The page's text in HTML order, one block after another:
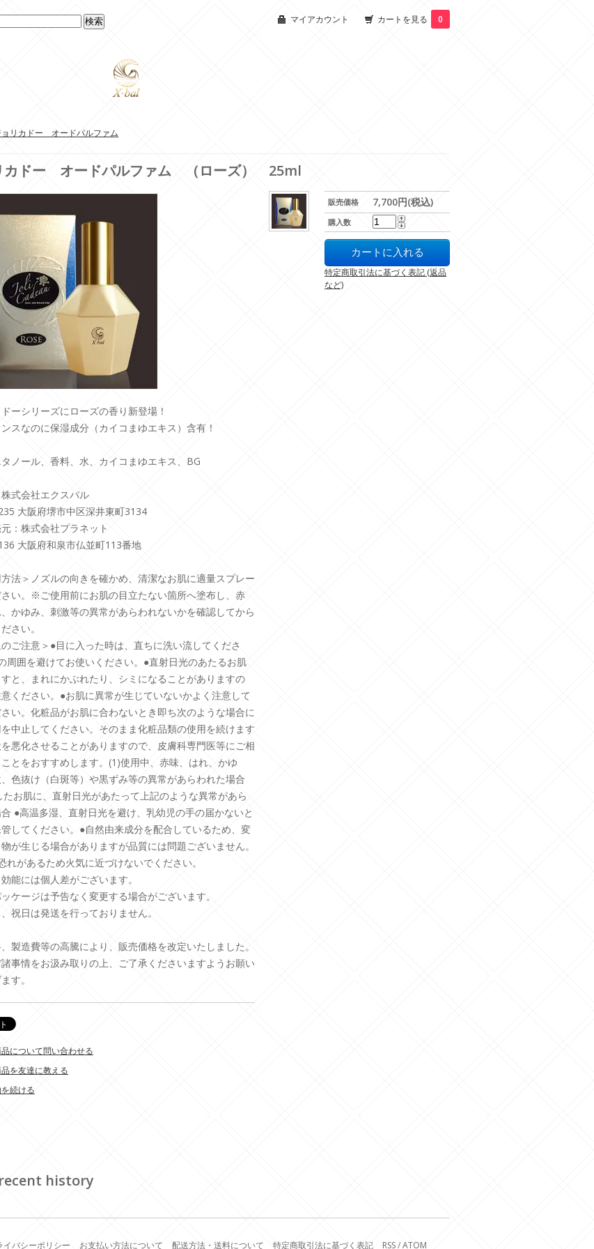
マイアカウント カートを見る 0
ョリカドー オードパルファム
カドー オードパルファム （ローズ） 25ml
販売価格 7,700円(税込)
購入数
特定商取引法に基づく表記 (返品
など)
ーシリーズにローズの香り新登場！
スなのに保湿成分（カイコまゆエキス）含有！
ノール、香料、水、カイコまゆエキス、BG
式会社エクスバル
大阪府堺市中区深井東町3134
：株式会社プラネット
大阪府和泉市仏並町113番地
方法＞ノズルの向きを確かめ、清潔なお肌に適量スプレー
さい。※ご使用前にお肌の目立たない箇所へ塗布し、赤
かゆみ、刺激等の異常があらわれないかを確認してから
さい。
のご注意＞●目に入った時は、直ちに洗い流してくださ
周囲を避けてお使いください。●直射日光のあたるお肌
と、まれにかぶれたり、シミになることがありますの
ください。●お肌に異常が生じていないかよく注意して
い。化粧品がお肌に合わないとき即ち次のような場合に
中止してください。そのまま化粧品類の使用を続けます
悪化させることがありますので、皮膚科専門医等にご相
とをおすすめします。(1)使用中、赤味、はれ、かゆ
色抜け（白斑等）や黒ずみ等の異常があらわれた場合
たお肌に、直射日光があたって上記のような異常があら
●高温多湿、直射日光を避け、乳幼児の手の届かないと
してください。●自然由来成分を配合しているため、変
が生じる場合がありますが品質には問題ございません。
れがあるため火気に近づけないでください。
能には個人差がございます。
ケージは予告なく変更する場合がございます。
祝日は発送を行っておりません。
製造費等の高騰により、販売価格を改定いたしました。
事情をお汲み取りの上、ご了承くださいますようお願い
す。
について問い合わせる
を友達に教える
続ける
history
イバシーポリシー お支払い方法について 配送方法・送料について 特定商取引法に基づく表記 RSS/ATOM